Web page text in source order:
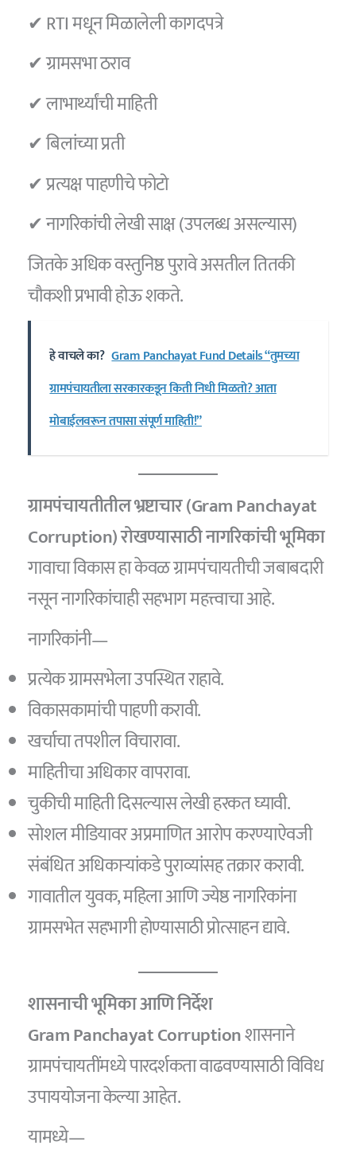
✔ RTI मधून मिळालेली कागदपत्रे
✔ ग्रामसभा ठराव
✔ लाभार्थ्यांची माहिती
✔ बिलांच्या प्रती
✔ प्रत्यक्ष पाहणीचे फोटो
✔ नागरिकांची लेखी साक्ष (उपलब्ध असल्यास)
जितके अधिक वस्तुनिष्ठ पुरावे असतील तितकी
चौकशी प्रभावी होऊ शकते.
हे वाचले का? Gram Panchayat Fund Details “तुमच्या
ग्रामपंचायतीला सरकारकडून किती निधी मिळतो? आता
मोबाईलवरून तपासा संपूर्ण माहिती!”
ग्रामपंचायतीतील भ्रष्टाचार (Gram Panchayat
Corruption) रोखण्यासाठी नागरिकांची भूमिका
गावाचा विकास हा केवळ ग्रामपंचायतीची जबाबदारी
नसून नागरिकांचाही सहभाग महत्त्वाचा आहे.
नागरिकांनी—
प्रत्येक ग्रामसभेला उपस्थित राहावे.
विकासकामांची पाहणी करावी.
खर्चाचा तपशील विचारावा.
माहितीचा अधिकार वापरावा.
चुकीची माहिती दिसल्यास लेखी हरकत घ्यावी.
सोशल मीडियावर अप्रमाणित आरोप करण्याऐवजी
संबंधित अधिकाऱ्यांकडे पुराव्यांसह तक्रार करावी.
गावातील युवक, महिला आणि ज्येष्ठ नागरिकांना
ग्रामसभेत सहभागी होण्यासाठी प्रोत्साहन द्यावे.
शासनाची भूमिका आणि निर्देश
Gram Panchayat Corruptionशासनाने
ग्रामपंचायतींमध्ये पारदर्शकता वाढवण्यासाठी विविध
उपाययोजना केल्या आहेत.
यामध्ये—